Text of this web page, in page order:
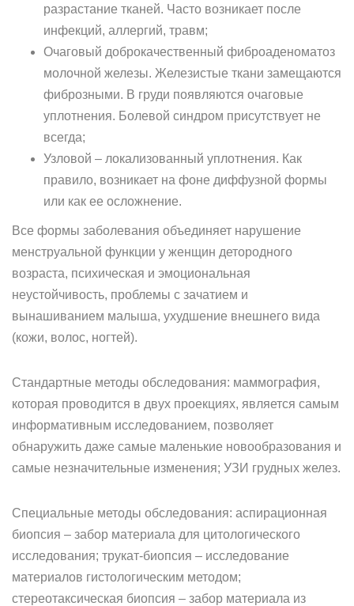
разрастание тканей. Часто возникает после
инфекций, аллергий, травм;
Очаговый доброкачественный фиброаденоматоз
молочной железы. Железистые ткани замещаются
фиброзными. В груди появляются очаговые
уплотнения. Болевой синдром присутствует не
всегда;
Узловой – локализованный уплотнения. Как
правило, возникает на фоне диффузной формы
или как ее осложнение.
Все формы заболевания объединяет нарушение
менструальной функции у женщин детородного
возраста, психическая и эмоциональная
неустойчивость, проблемы с зачатием и
вынашиванием малыша, ухудшение внешнего вида
(кожи, волос, ногтей).
Стандартные методы обследования: маммография,
которая проводится в двух проекциях, является самым
информативным исследованием, позволяет
обнаружить даже самые маленькие новообразования и
самые незначительные изменения; УЗИ грудных желез.
Специальные методы обследования: аспирационная
биопсия – забор материала для цитологического
исследования; трукат-биопсия – исследование
материалов гистологическим методом;
стереотаксическая биопсия – забор материала из